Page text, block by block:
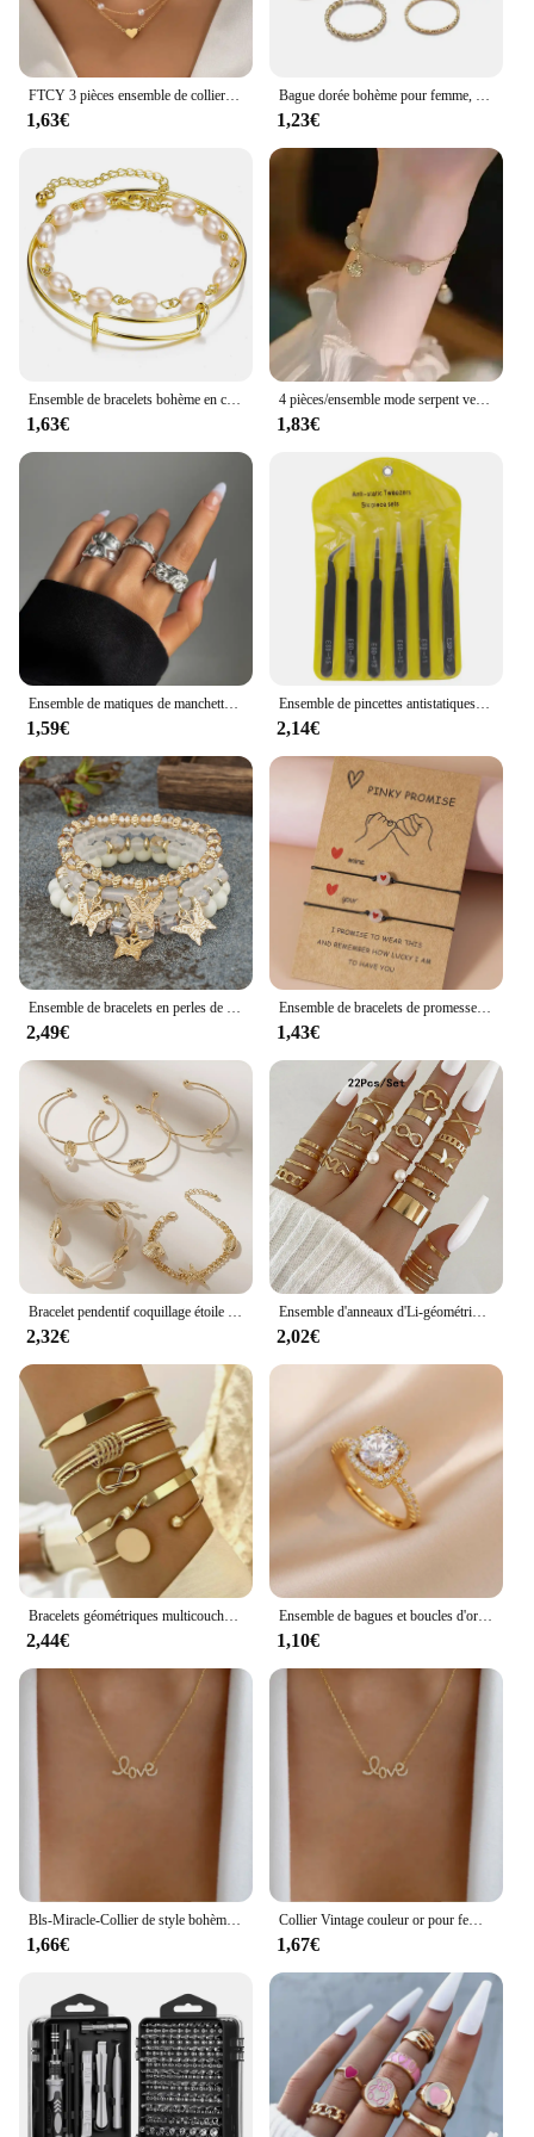
FTCY 3 pièces ensemble de collier de perles pour femmes or 14K mode amour coeur pendentif étanche hypoallergénique clavicule cou chaîne bijoux
1,63€
Bague dorée bohème pour femme, bague torsadée créative, bague géométrique multicouche, ouverture simple, ensemble de bijoux rétro
1,23€
Ensemble de bracelets bohème en chaîne métallique pour femmes, couleur or géométrique, chaîne à maillons épais, Bracelet ouvert, bijoux à la mode
1,63€
4 pièces/ensemble mode serpent vert pierres précieuses Bracelet strass plein métal Bracelet pour les femmes fête d'anniversaire cadeau de noël bijoux
1,83€
Ensemble de matiques de manchette géométriques en or carillon pour femmes, bague en métal, réglable, bijoux de doigt, document, mode, nouveau, 2024, 10 pièces, ensemble
1,59€
Ensemble de pincettes antistatiques en acier inoxydable, ensemble d'outils de réparation, ensemble d'outils manuels antistatiques pour la fabrication de modèles 6 pièces
2,14€
Ensemble de bracelets en perles de papillon de carillon pour femmes, perles acryliques roses, bracelet élastique, bijoux de fête bohème, cadeau féminin, 4 pièces
2,49€
Ensemble de bracelets de promesse Pinky Chia Ship, bracelet assressentipour couple, perle de coeur Shoous, ULélastique, cadeaux du jour de Léon, 2 pièces
1,43€
Bracelet pendentif coquillage étoile de mer pour femme, ensemble de bracelets de luxe, accessoires de vacances à la plage, mode
2,32€
Ensemble d'anneaux d'Li-géométriques bohèmes pour femmes, or, argent, document, bague, filles, mode, fête, accessoires de bijoux, 30 pièces
2,02€
2,44€
Ensemble de bagues et boucles d'oreilles en Zircon carré pour femmes, ensemble de bijoux de luxe pour mariage et fiançailles, cadeaux de fête brillants
1,10€
1,66€
Collier Vintage couleur or pour femmes, plusieurs Styles, style Boho, tendance, multicouche, pendentif en cristal, ensemble de bijoux cadeaux, nouvelle collection
1,67€